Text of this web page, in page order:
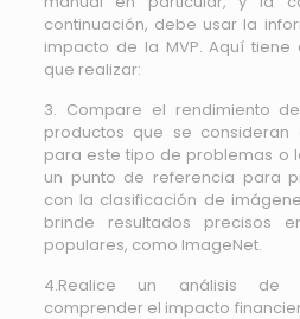
continuación, debe usar la
impacto de la MVP. Aquí
que realizar:
3. Compare el rendimiento
productos que se
para este tipo de problemas o
un punto de referencia para
con la clasificación de
brinde resultados precisos
populares, como ImageNet.
4.Realice un análisis de
comprender el impacto